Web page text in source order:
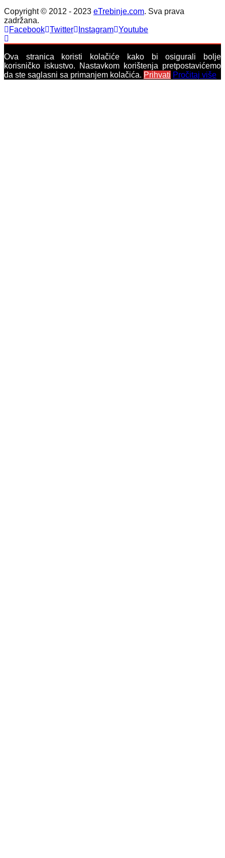
Copyright © 2012 - 2023 eTrebinje.com. Sva prava
zadržana.
Facebook Twitter Instagram Youtube
Ova stranica koristi kolačiće kako bi osigurali bolje
korisničko iskustvo. Nastavkom korištenja pretpostavićemo
da ste saglasni sa primanjem kolačića. Prihvati Pročitaj više